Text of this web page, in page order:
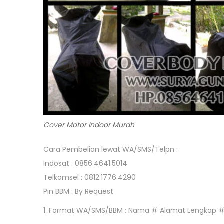
Cover Motor Indoor Murah
Cara Pembelian lewat WA/SMS/Telpn :
Indosat : 0856.4641.5014
Telkomsel : 0812.1776.4290
Pin BBM : By Request
1. Format WA/SMS/BBM : Nama # Alamat